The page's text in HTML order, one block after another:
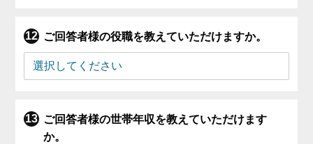
ご回答者様の役職を教えていただけますか。
ご回答者様の世帯年収を教えていただけます
か。